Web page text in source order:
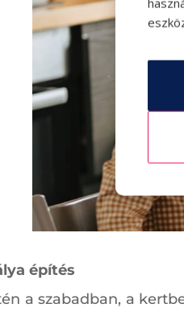
építés
a szabadban, a